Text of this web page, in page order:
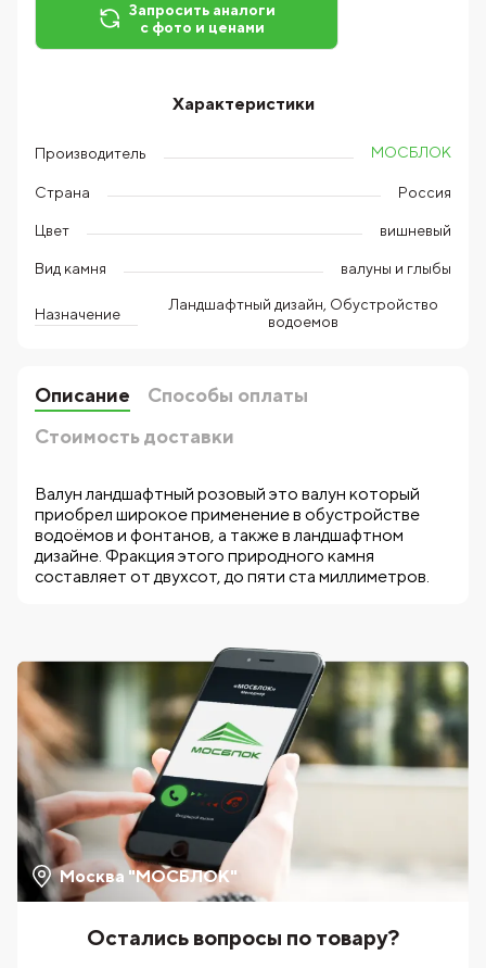
Запросить аналоги
с фото и ценами
Характеристики
Производитель МОСБЛОК
Страна Россия
Цвет вишневый
Вид камня валуны и глыбы
Назначение
Ландшафтный дизайн, Обустройство
водоемов
Описание
Способы оплаты
Стоимость доставки
Валун ландшафтный розовый это валун который
приобрел широкое применение в обустройстве
водоёмов и фонтанов, а также в ландшафтном
дизайне. Фракция этого природного камня
составляет от двухсот, до пяти ста миллиметров.
Москва "МОСБЛОК"
Остались вопросы по товару?